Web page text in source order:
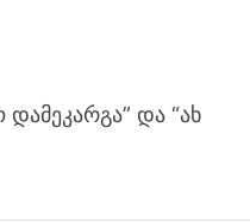
და “ახ